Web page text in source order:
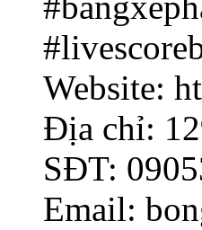
Website:
Địa chỉ:
SĐT:
Email: